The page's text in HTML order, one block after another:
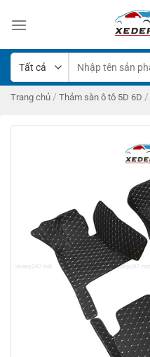
qua
dung
kiếm:
Trang chủ / Thảm sàn ô tô 5D 6D /